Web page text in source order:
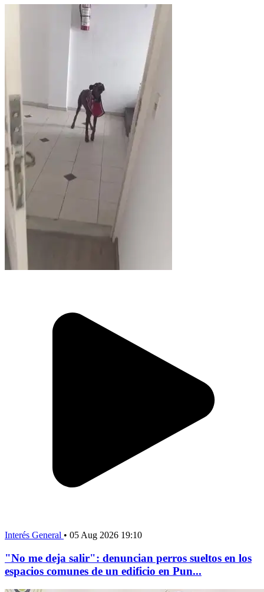
Interés General • 05 Aug 2026 19:10
"No me deja salir": denuncian perros sueltos en los
espacios comunes de un edificio en Pun...